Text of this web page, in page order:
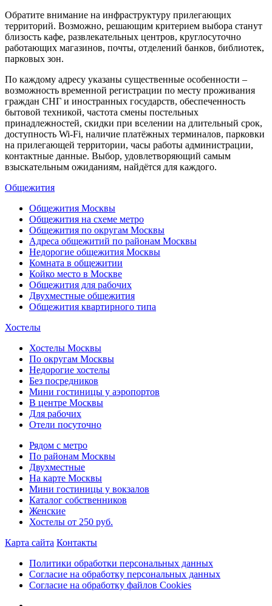
Обратите внимание на инфраструктуру прилегающих
территорий. Возможно, решающим критерием выбора станут
близость кафе, развлекательных центров, круглосуточно
работающих магазинов, почты, отделений банков, библиотек,
парковых зон.
По каждому адресу указаны существенные особенности –
возможность временной регистрации по месту проживания
граждан СНГ и иностранных государств, обеспеченность
бытовой техникой, частота смены постельных
принадлежностей, скидки при вселении на длительный срок,
доступность Wi-Fi, наличие платёжных терминалов, парковки
на прилегающей территории, часы работы администрации,
контактные данные. Выбор, удовлетворяющий самым
взыскательным ожиданиям, найдётся для каждого.
Общежития
Общежития Москвы
Общежития на схеме метро
Общежития по округам Москвы
Адреса общежитий по районам Москвы
Недорогие общежития Москвы
Комната в общежитии
Койко место в Москве
Общежития для рабочих
Двухместные общежития
Общежития квартирного типа
Хостелы
Хостелы Москвы
По округам Москвы
Недорогие хостелы
Без посредников
Мини гостиницы у аэропортов
В центре Москвы
Для рабочих
Отели посуточно
Рядом с метро
По районам Москвы
Двухместные
На карте Москвы
Мини гостиницы у вокзалов
Каталог собственников
Женские
Хостелы от 250 руб.
Карта сайта Контакты
Политики обработки персональных данных
Согласие на обработку персональных данных
Согласие на обработку файлов Cookies